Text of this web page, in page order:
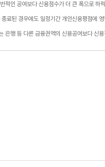
적인 공여보다 신용점수가 더 큰 폭으로 하
료된 경우에도 일정기간 개인신용평점에
은행 등 다른 금융권역의 신용공여보다 신